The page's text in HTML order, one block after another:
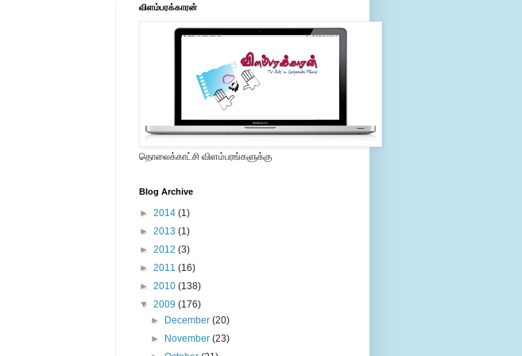
விளம்பரக்காரன்
தொலைக்காட்சி விளம்பரங்களுக்கு
Blog Archive
► 2014 (1)
► 2013 (1)
► 2012 (3)
► 2011 (16)
► 2010 (138)
▼ 2009 (176)
►
December(20)
►
November(23)